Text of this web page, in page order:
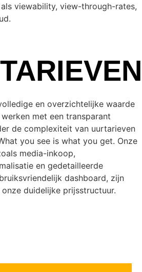
als viewability, view-through-rates,
en overzichtelijke waarde
met een transparant
de complexiteit van uurtarieven
you see is what you get. Onze
media-inkoop,
en gedetailleerde
dashboard, zijn
duidelijke prijsstructuur.